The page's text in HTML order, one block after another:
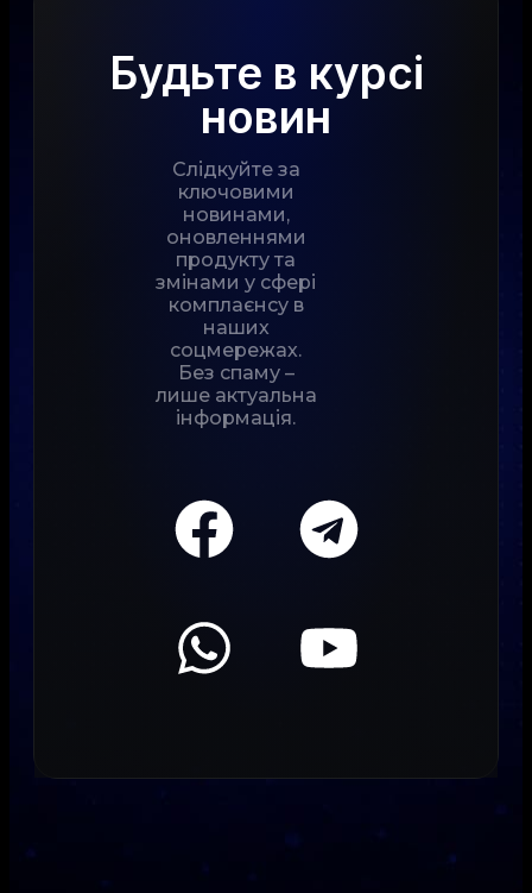
Будьте в курсі
новин
Слідкуйте за
ключовими
новинами,
оновленнями
продукту та
змінами у сфері
комплаєнсу в
наших
соцмережах.
Без спаму –
лише актуальна
інформація.